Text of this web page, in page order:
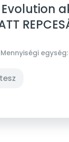
Mennyiségi egység: